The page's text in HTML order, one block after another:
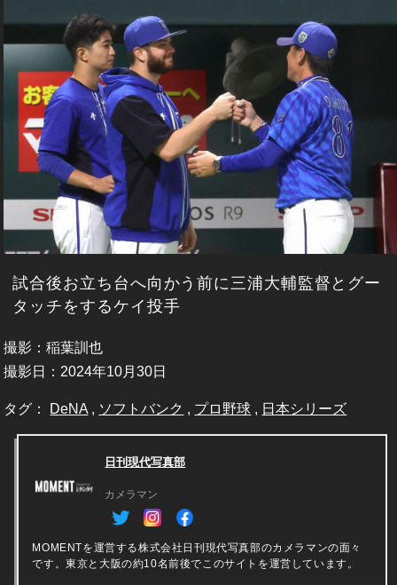
試合後お立ち台へ向かう前に三浦大輔監督とグー
タッチをするケイ投手
撮影：稲葉訓也
撮影日：2024年10月30日
タグ： DeNA , ソフトバンク , プロ野球 , 日本シリーズ
日刊現代写真部
カメラマン
MOMENTを運営する株式会社日刊現代写真部のカメラマンの面々
です。東京と大阪の約10名前後でこのサイトを運営しています。